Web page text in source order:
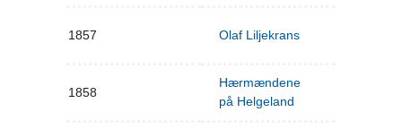
1857 Olaf Liljekrans
1858
Hærmændene
på Helgeland